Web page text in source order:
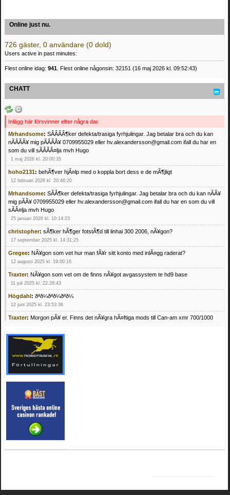
Online just nu.
726 gäster, 0 användare (0 dold)
Users active in past minutes:
Flest online idag: 941 . Flest online någonsin: 32151 (16 maj 2026 kl. 09:52:43)
CHATT
Inlägg här försvinner efter några dar.
Mrhandsome: SÃÂÃÂ¶ker defekta/trasiga fyrhjulingar. Jag betalar bra och du kan
nÃÂÃÂ¥ mig pÃÂÃÂ¥ 0709955029 eller hv.alexandersson@gmail.com ifall du har en
som du vill sÃÂÃÂ¤lja mvh Hugo
1 maj 2026 kl. 20:00:35
hoho2131: behÃ¶ver hjÃ¤lp med o koppla bort dess e de mÃ¶jligt
12 februari 2026 kl. 20:46:20
Mrhandsome: SÃÂ¶ker defekta/trasiga fyrhjulingar. Jag betalar bra och du kan nÃÂ¥
mig pÃÂ¥ 0709955029 eller hv.alexandersson@gmail.com ifall du har en som du vill
sÃÂ¤lja mvh Hugo
25 januari 2026 kl. 10:14:23
christopher: sÃ¶ker hÃ¶ger fotstÃ¶d till linhai 300 2006, nÃ¥gon?
17 september 2025 kl. 14:31:25
Gregee: NÃ¥gon som vet hur man fÃ¥r sitt konto med inlÃ¤gg raderat?
12 augusti 2025 kl. 19:00:16
Traxter: NÃ¥gon som vet om de finns nÃ¥got avgassystem te hd9 base
11 juli 2025 kl. 22:28:43
Högdahl: ðªð¼ðªð¼ðªð¼
12 juni 2025 kl. 23:53:36
Traxter: Morgon pÃ¥ er. Finns det nÃ¥gra hÃ¤ftiga mods till Can-am xmr 700/1000
Mrhandsome:SÃ¶ker defekta/trasiga fyrhjulingar. Jag betalar bra och du kan nÃ¥ mig
pÃ¥ 0709955029 eller hv.alexandersson@gmail.com ifall du har en som du vill sÃ¤lja
mvh Hugo
21 februari 2025 kl. 09:25:52
Oscar5:NÃ¥gon som vet vad man kan begÃ¤ra fÃ¶r en Honda TRX 350 FE 2005
4 februari 2025 kl. 19:20:50
Oscar5:44
4 februari 2025 kl. 19:15:36
Greger59:NÃ¤gon som vet har en Cetek 500 EFI
15 januari 2025 kl. 23:49:44
Mrhandsome:SÃÂ¶ker defekta/trasiga fyrhjulingar. Jag betalar bra och du kan nÃÂ¥